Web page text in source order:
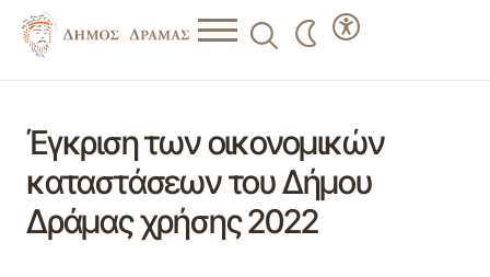
Έγκριση των οικονομικών
καταστάσεων του Δήμου
Δράμας χρήσης 2022